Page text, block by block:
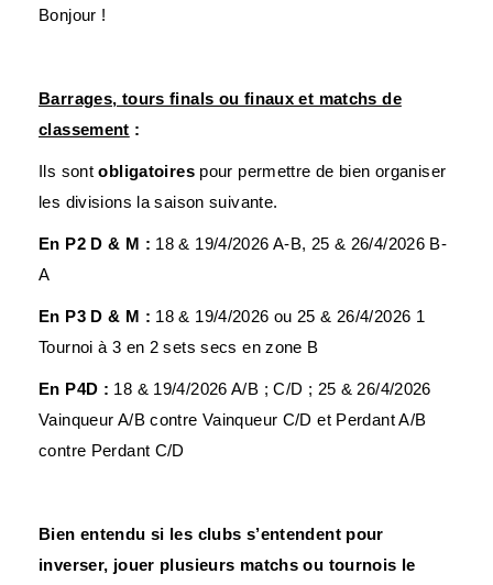
Bonjour !
Barrages, tours finals ou finaux et matchs de
classement :
Ils sontobligatoirespour permettre de bien organiser
les divisions la saison suivante.
En P2 D & M : 18 & 19/4/2026 A-B, 25 & 26/4/2026 B-
A
En P3 D & M : 18 & 19/4/2026 ou 25 & 26/4/2026 1
Tournoi à 3 en 2 sets secs en zone B
En P4D : 18 & 19/4/2026 A/B ; C/D ; 25 & 26/4/2026
Vainqueur A/B contre Vainqueur C/D et Perdant A/B
contre Perdant C/D
Bien entendu si les clubs s’entendent pour
inverser, jouer plusieurs matchs ou tournois le